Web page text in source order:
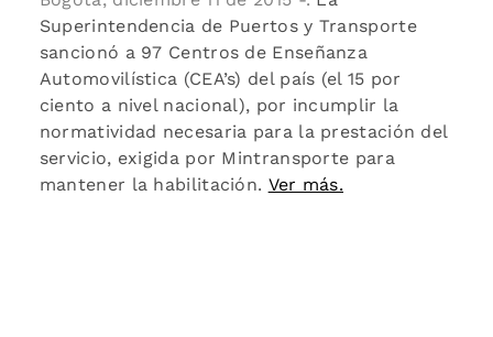
Superintendencia de Puertos y Transporte
sancionó a 97 Centros de Enseñanza
Automovilística (CEA’s) del país (el 15 por
ciento a nivel nacional), por incumplir la
normatividad necesaria para la prestación del
servicio, exigida por Mintransporte para
mantener la habilitación. Ver más.